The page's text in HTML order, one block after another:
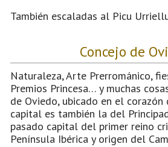
También escaladas al Picu
Concejo de
Naturaleza, Arte Prerrománico,
Premios Princesa… y muchas
de Oviedo, ubicado en el corazón
capital es también la del
pasado capital del primer reino
Península Ibérica y origen del